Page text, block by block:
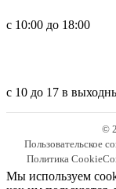
с 10:00 до 18:00
с 10 до 17 в
©
Пользовательское
Политика Cookie
Мы используем